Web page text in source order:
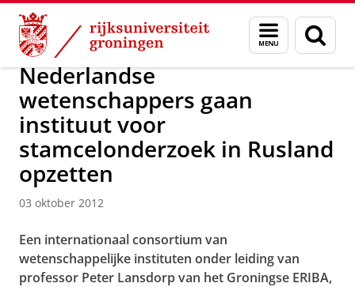
Skip
Content
Skip
Navigation
Menu
en
zoeken
Over ons Actueel Nieuws Nieuwsberichten
Nederlandse
wetenschappers gaan
instituut voor
stamcelonderzoek in Rusland
opzetten
03 oktober 2012
Een internationaal consortium van
wetenschappelijke instituten onder leiding van
professor Peter Lansdorp van het Groningse ERIBA,